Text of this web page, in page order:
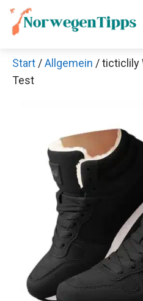
Zum
Inhalt
Start /Allgemein / ticticlily
Test